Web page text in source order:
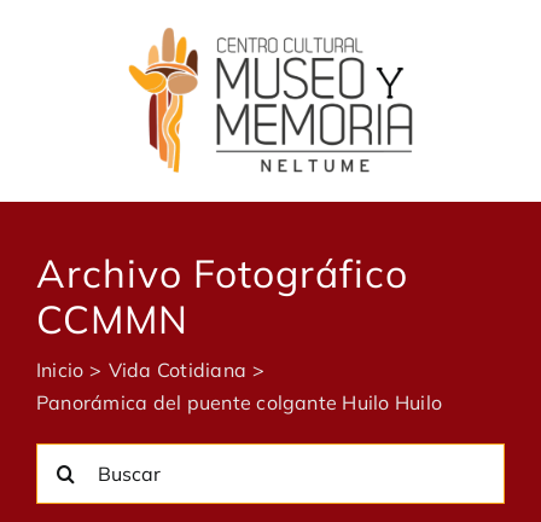
Archivo Fotográfico
CCMMN
Inicio
Vida Cotidiana
Panorámica del puente colgante Huilo Huilo